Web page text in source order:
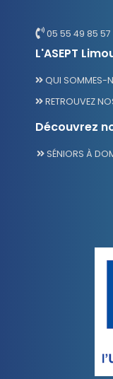
05 55 49 85 57
L'ASEPT
QUI SOMMES-
RETROUVEZ
Découvrez
SÉNIORS À